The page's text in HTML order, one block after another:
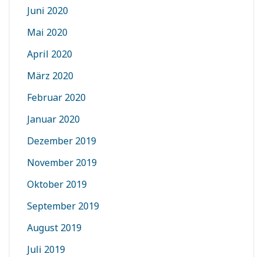
Juni 2020
Mai 2020
April 2020
März 2020
Februar 2020
Januar 2020
Dezember 2019
November 2019
Oktober 2019
September 2019
August 2019
Juli 2019